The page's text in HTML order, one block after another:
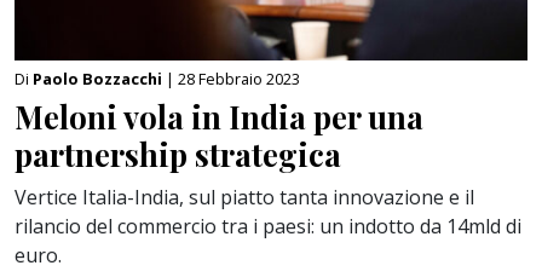
Di Paolo Bozzacchi | 28 Febbraio 2023
Meloni vola in India per una
partnership strategica
Vertice Italia-India, sul piatto tanta innovazione e il
rilancio del commercio tra i paesi: un indotto da 14mld di
euro.